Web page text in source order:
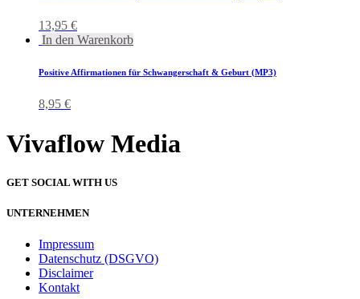
13,95 €
In den Warenkorb
Positive Affirmationen für Schwangerschaft & Geburt (MP3)
8,95 €
Vivaflow Media
GET SOCIAL WITH US
UNTERNEHMEN
Impressum
Datenschutz (DSGVO)
Disclaimer
Kontakt